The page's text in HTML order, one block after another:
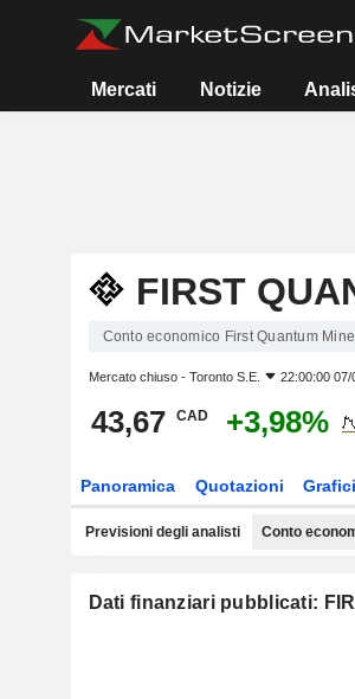
Mercati Notizie
FIRST
Conto economico First Quantum
Mercato chiuso - Toronto S.E. 22:00:00 07/
43,67 CAD +3,98%
Panoramica Quotazioni Grafici
Previsioni degli analisti Conto
Dati finanziari pubblicati: